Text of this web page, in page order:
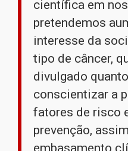
científica em
pretendemos
interesse da
tipo de câncer,
divulgado
conscientizar a
fatores de risco
prevenção,